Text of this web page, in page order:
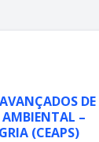
DE
–
(CEAPS)